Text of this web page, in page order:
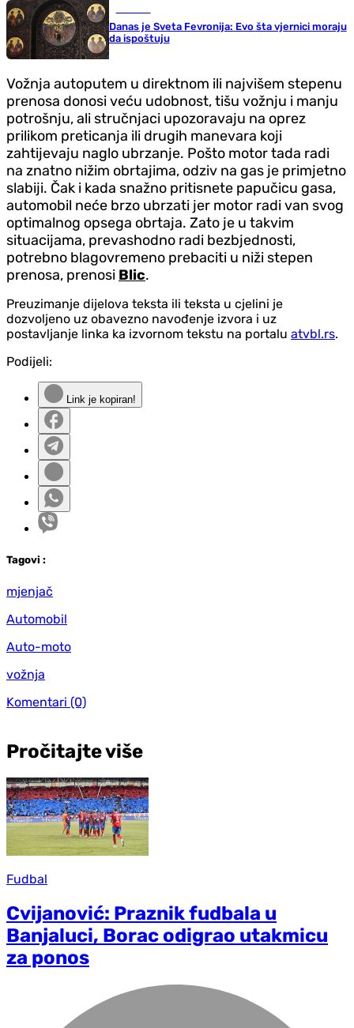
Danas je Sveta Fevronija: Evo šta vjernici moraju
da ispoštuju
Vožnja autoputem u direktnom ili najvišem stepenu
prenosa donosi veću udobnost, tišu vožnju i manju
potrošnju, ali stručnjaci upozoravaju na oprez
prilikom preticanja ili drugih manevara koji
zahtijevaju naglo ubrzanje. Pošto motor tada radi
na znatno nižim obrtajima, odziv na gas je primjetno
slabiji. Čak i kada snažno pritisnete papučicu gasa,
automobil neće brzo ubrzati jer motor radi van svog
optimalnog opsega obrtaja. Zato je u takvim
situacijama, prevashodno radi bezbjednosti,
potrebno blagovremeno prebaciti u niži stepen
prenosa, prenosi Blic.
Preuzimanje dijelova teksta ili teksta u cjelini je
dozvoljeno uz obavezno navođenje izvora i uz
postavljanje linka ka izvornom tekstu na portalu atvbl.rs.
Podijeli:
Link je kopiran!
Tagovi :
mjenjač
Automobil
Auto-moto
vožnja
Komentari (0)
Pročitajte više
Fudbal
Cvijanović: Praznik fudbala u
Banjaluci, Borac odigrao utakmicu
za ponos